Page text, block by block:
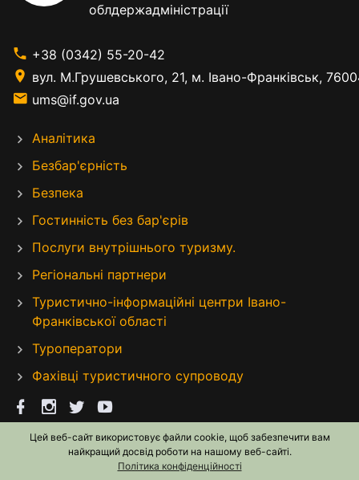
Цей веб-сайт використовує файли cookie, щоб забезпечити вам
найкращий досвід роботи на нашому веб-сайті.
Політика конфіденційності
облдержадміністрації
+38 (0342) 55-20-42
вул. М.Грушевського, 21, м. Івано-Франківськ,
ums@if.gov.ua
Аналітика
Безбар'єрність
Безпека
Гостинність без бар'єрів
Послуги внутрішнього туризму.
Регіональні партнери
Туристично-інформаційні центри Івано-
Франківської області
Туроператори
Фахівці туристичного супроводу